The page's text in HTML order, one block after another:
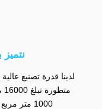
نتميز
لدينا قدرة تصنيع
1000 متر مربع ويعمل لدينا أكثر من 200 موظف.